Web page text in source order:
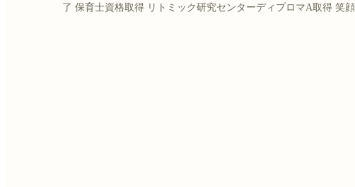
了 保育士資格取得 リトミック研究センターディプロマA取得 笑